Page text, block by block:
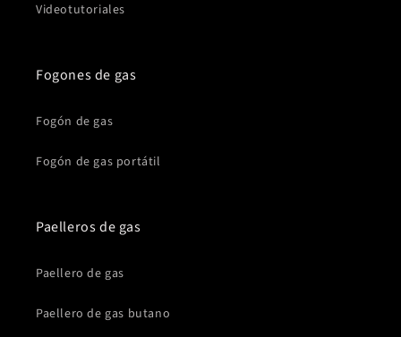
Videotutoriales
Fogones de gas
Fogón de gas
Fogón de gas portátil
Paelleros de gas
Paellero de gas
Paellero de gas butano